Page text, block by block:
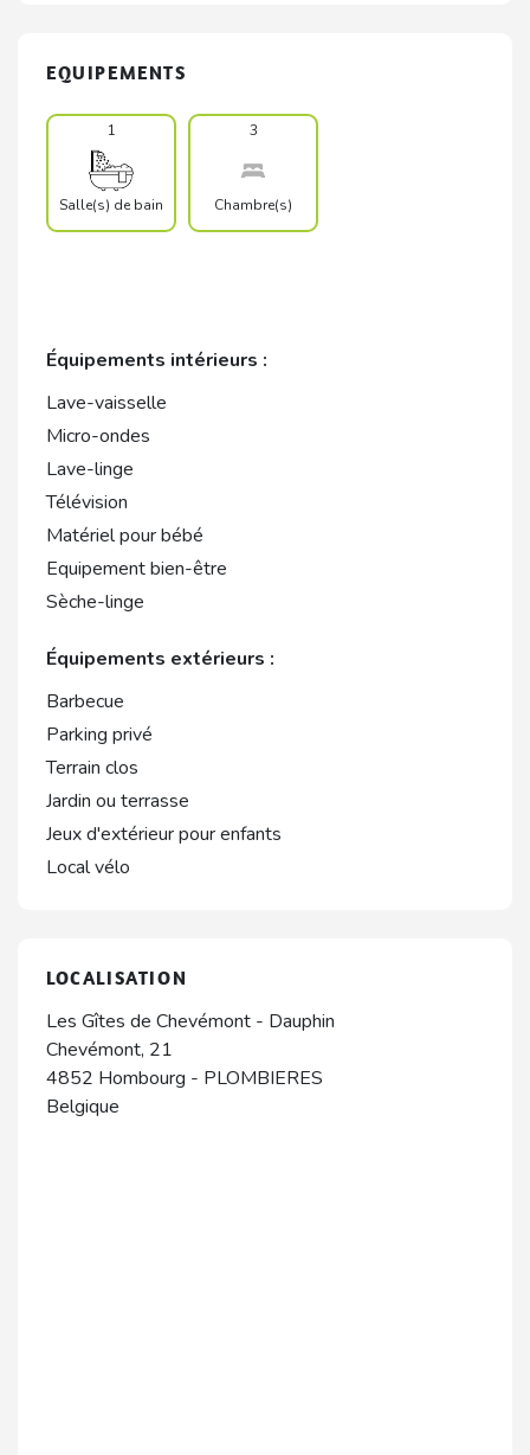
EQUIPEMENTS
1
Salle(s) de bain
3
Chambre(s)
Équipements intérieurs :
Lave-vaisselle
Micro-ondes
Lave-linge
Télévision
Matériel pour bébé
Equipement bien-être
Sèche-linge
Équipements extérieurs :
Barbecue
Parking privé
Terrain clos
Jardin ou terrasse
Jeux d'extérieur pour enfants
Local vélo
LOCALISATION
Les Gîtes de Chevémont - Dauphin
Chevémont, 21
4852 Hombourg - PLOMBIERES
Belgique